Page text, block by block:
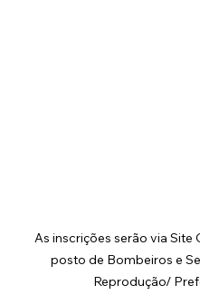
As inscrições serão via
posto de Bombeiros e
Reprodução/